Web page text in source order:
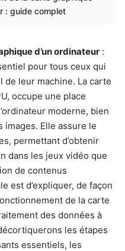
: guide complet
d’un ordinateur :
pour tous ceux qui
leur machine. La carte
occupe une place
moderne, bien
images. Elle assure le
permettant d’obtenir
dans les jeux vidéo que
de contenus
est d’expliquer, de façon
de la carte
des données à
les étapes
essentiels, les